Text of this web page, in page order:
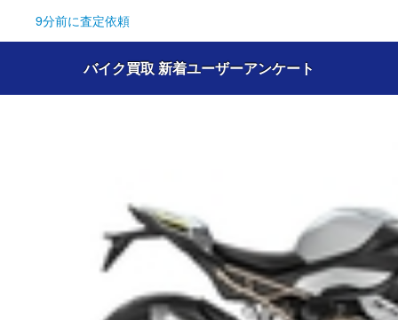
9分前に査定依頼
バイク買取 新着ユーザーアンケート